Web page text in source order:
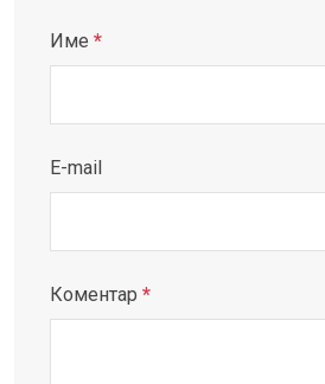
Име *
E-mail
Коментар *